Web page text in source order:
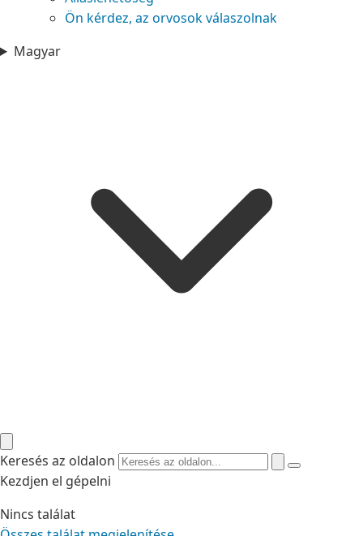
Ön kérdez, az orvosok válaszolnak
Magyar
Keresés az oldalon
Kezdjen el gépelni
Nincs találat